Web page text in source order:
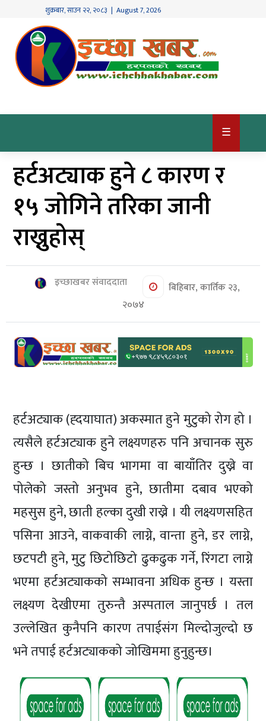
शुक्रबार,साउन २२, २०८३ | August 7, 2026
गृहपृष्ठ
देश
/
विश्व
खबर
अर्थ
कृषि
खेलकुद
शिक्षा/
स्वास्थ्य
रोचक
खबर
टिभि
युनिकोड
☰
हर्टअट्याक हुने ८ कारण र
१५ जोगिने तरिका जानी
राख्नुहोस्
इच्छाखबर संवाददाता
बिहिबार, कार्तिक २३,
२०७४
हर्टअट्याक (ह्दयाघात) अकस्मात हुने मुटुको रोग हो ।
त्यसैले हर्टअट्याक हुने लक्ष्यणहरु पनि अचानक सुरु
हुन्छ । छातीको बिच भागमा वा बायाँतिर दुख्ने वा
पोलेको जस्तो अनुभव हुने, छातीमा दबाव भएको
महसुस हुने, छाती हल्का दुखी राख्ने । यी लक्ष्यणसहित
पसिना आउने, वाकवाकी लाग्ने, वान्ता हुने, डर लाग्ने,
छटपटी हुने, मुटु छिटोछिटो ढुकढुक गर्ने, रिंगटा लाग्ने
भएमा हर्टअट्याकको सम्भावना अधिक हुन्छ । यस्ता
लक्ष्यण देखीएमा तुरुन्तै अस्पताल जानुपर्छ । तल
उल्लेखित कुनैपनि कारण तपाईसंग मिल्दोजुल्दो छ
भने तपाई हर्टअट्याकको जोखिममा हुनुहुन्छ।